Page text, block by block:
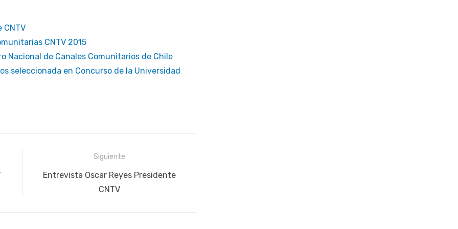
CNTV
CNTV 2015
Nacional de Canales Comunitarios de Chile
seleccionada en Concurso de la Universidad
Siguiente
Siguiente
Entrevista Oscar Reyes Presidente
CNTV